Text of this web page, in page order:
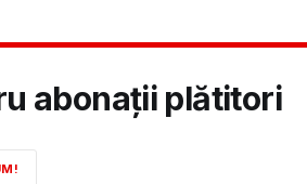
abonații plătitori